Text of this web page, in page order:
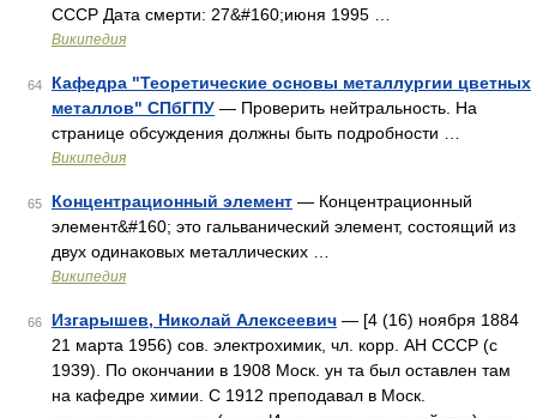
СССР Дата смерти: 27&#160;июня 1995 …
Википедия
64
Кафедра "Теоретические основы металлургии цветных
металлов" СПбГПУ — Проверить нейтральность. На
странице обсуждения должны быть подробности …
Википедия
65 Концентрационный элемент — Концентрационный
элемент&#160; это гальванический элемент, состоящий из
двух одинаковых металлических …
Википедия
66 Изгарышев, Николай Алексеевич — [4 (16) ноября 1884
21 марта 1956) сов. электрохимик, чл. корр. АН СССР (с
1939). По окончании в 1908 Моск. ун та был оставлен там
на кафедре химии. С 1912 преподавал в Моск.